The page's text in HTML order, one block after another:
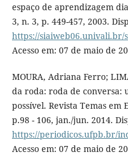
espaço de aprendizagem
3, n. 3, p. 449-457, 2003.
https://
Acesso em: 07 de maio de
MOURA, Adriana Ferro;
da roda: roda de conversa:
possível. Revista Temas em
p.98 - 106, jan./jun. 2014.
https://periodicos.ufpb.br/
Acesso em: 07 de maio de